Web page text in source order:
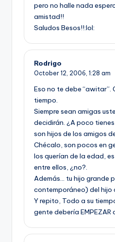
pero no halle nada
amistad!!
Saludos Besos!!:lol:
Rodrigo
October 12, 2006, 1:28 am
Eso no te debe “awitar”.
tiempo.
Siempre sean amigas
decidirán. ¿A poco
son hijos de los amigos
Chécalo, son pocos en
los querí­an de la edad,
entre ellos, ¿no?.
Además… tu hijo grande
contemporáneo) del hijo
Y repito, Todo a su
gente deberí­a EMPEZAR